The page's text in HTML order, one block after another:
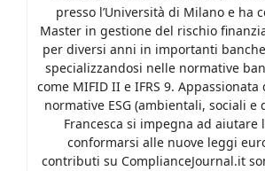
presso l’Università di Milano e ha
Master in gestione del rischio
per diversi anni in importanti
specializzandosi nelle normative
come MIFID II e IFRS 9.
normative ESG (ambientali, sociali e
Francesca si impegna ad aiutare
conformarsi alle nuove leggi
contributi su ComplianceJournal.it